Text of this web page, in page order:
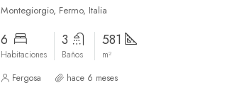
Montegiorgio, Fermo, Italia
6
Habitaciones
3
Baños
581
m²
Fergosa
hace 6 meses